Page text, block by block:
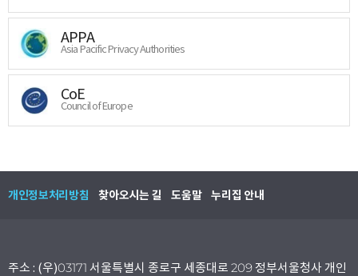
APPA
Asia Pacific Privacy Authorities
CoE
Council of Europe
개인정보처리방침 찾아오시는 길 도움말 누리집 안내
주소 : (우)03171 서울특별시 종로구 세종대로 209 정부서울청사 개인